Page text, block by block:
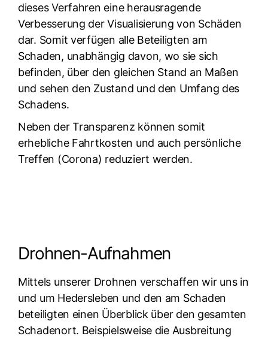
dieses Verfahren eine herausragende
Verbesserung der Visualisierung von Schäden
dar. Somit verfügen alle Beteiligten am
Schaden, unabhängig davon, wo sie sich
befinden, über den gleichen Stand an Maßen
und sehen den Zustand und den Umfang des
Schadens.
Neben der Transparenz können somit
erhebliche Fahrtkosten und auch persönliche
Treffen (Corona) reduziert werden.
Drohnen-Aufnahmen
Mittels unserer Drohnen verschaffen wir uns in
und um Hedersleben und den am Schaden
beteiligten einen Überblick über den gesamten
Schadenort. Beispielsweise die Ausbreitung